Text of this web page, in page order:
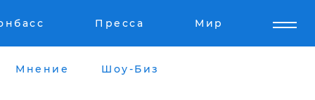
Пресса Мир
Мнение Шоу-Биз